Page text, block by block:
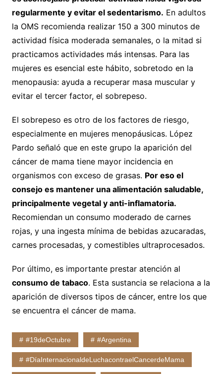
regularmente y evitar el sedentarismo. En adultos
la OMS recomienda realizar 150 a 300 minutos de
actividad física moderada semanales, o la mitad si
practicamos actividades más intensas. Para las
mujeres es esencial este hábito, sobretodo en la
menopausia: ayuda a recuperar masa muscular y
evitar el tercer factor, el sobrepeso.
El sobrepeso es otro de los factores de riesgo,
especialmente en mujeres menopáusicas. López
Pardo señaló que en este grupo la aparición del
cáncer de mama tiene mayor incidencia en
organismos con exceso de grasas. Por eso el
consejo es mantener una alimentación saludable,
principalmente vegetal y anti-inflamatoria.
Recomiendan un consumo moderado de carnes
rojas, y una ingesta mínima de bebidas azucaradas,
carnes procesadas, y comestibles ultraprocesados.
Por último, es importante prestar atención al
consumo de tabaco. Esta sustancia se relaciona a la
aparición de diversos tipos de cáncer, entre los que
se encuentra el cáncer de mama.
#19deOctubre #Argentina
#DíaInternacionaldeLuchacontraelCancerdeMama